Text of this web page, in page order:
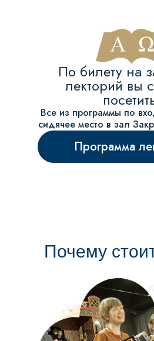
По билету на
лекторий вы
Все из программы по
сидячее место в зал
Программа
Почему